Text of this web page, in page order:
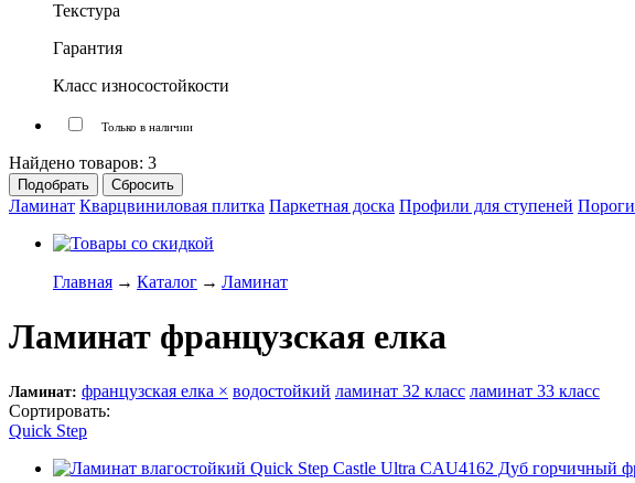
Текстура
Гарантия
Класс износостойкости
Только в наличии
Найдено товаров: 3
Ламинат Кварцвиниловая плитка Паркетная доска Профили для ступеней Пороги
Главная → Каталог → Ламинат
Ламинат французская елка
Ламинат: французская елка × водостойкий ламинат 32 класс ламинат 33 класс
Сортировать:
Quick Step